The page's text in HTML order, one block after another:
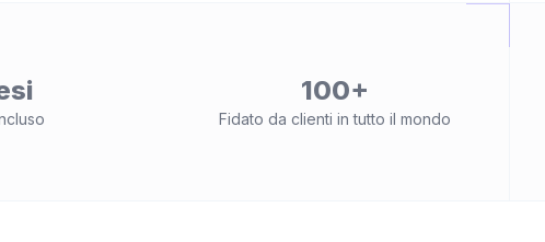
100+
Fidato da clienti in tutto il mondo